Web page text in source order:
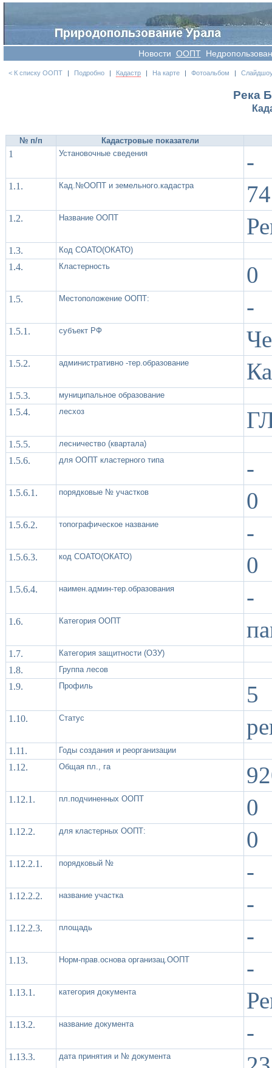
Новости OOПT
< К списку ООПТ | Подробно | Кадастр | На карте | Фотоальбом |
Река
№ п/п Кадастровые показатели
1 Установочные сведения -
1.1. Кад.№ООПТ и земельного.кадастра
1.2. Название ООПТ
1.3. Код СОАТО(ОКАТО)
1.4. Кластерность 0
1.5. Местоположение ООПТ: -
1.5.1. субъект РФ
1.5.2. административно -тер.образование
1.5.3. муниципальное образование
1.5.4. лесхоз
1.5.5. лесничество (квартала)
1.5.6. для ООПТ кластерного типа -
1.5.6.1. порядковые № участков 0
1.5.6.2. топографическое название -
1.5.6.3. код СОАТО(ОКАТО) 0
1.5.6.4. наимен.админ-тер.образования -
1.6. Категория ООПТ
1.7. Категория защитности (ОЗУ)
1.8. Группа лесов
1.9. Профиль 5
1.10. Статус
1.11. Годы создания и реорганизации
1.12. Общая пл., га
1.12.1. пл.подчиненных ООПТ 0
1.12.2. для кластерных ООПТ: 0
1.12.2.1. порядковый № -
1.12.2.2. название участка -
1.12.2.3. площадь -
1.13. Норм-прав.основа организац.ООПТ -
1.13.1. категория документа
1.13.2. название документа -
1.13.3. дата принятия и № документа